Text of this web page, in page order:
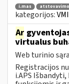
i.mas
kategorijos:
Ar
virtualus
Web turinio
Registracijos
i.APS